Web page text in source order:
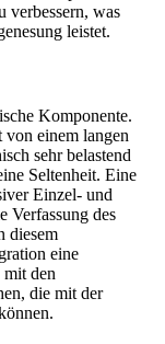
verbessern, was
leistet.
Komponente.
einem langen
sehr belastend
Seltenheit. Eine
Einzel- und
Verfassung des
diesem
eine
mit den
die mit der